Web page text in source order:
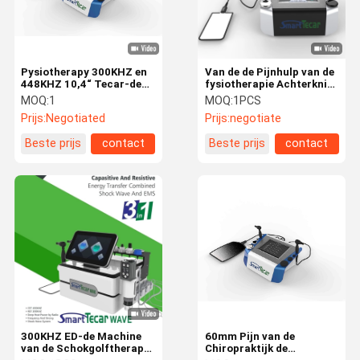
Huis Producten
Van de de Pijnhulp van de
fysiotherapie Achterknie
van de de
Sportverwonding van de
Terugwinningstecar de
Therapiemachine
MOQ:1PCS
Prijs:negotiate
Beste prijs
contact
Pysiotherapy 300KHZ en
448KHZ 10,4“ Tecar-de
Atletische Rehabilitatie
van de Therapiemachine
MOQ:1
Prijs:Negotiated
Beste prijs
contact
60mm Pijn van de
Chiropraktijk de
300KHZ ED-de Machine
van de Schokgolftherapie